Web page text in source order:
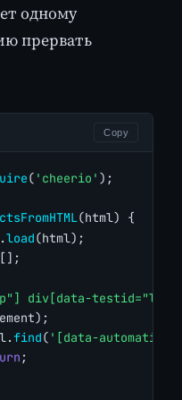
одному
прервать
Copy
( 'cheerio' );
(html) {
load(html);
[];
div[data-
find( '[data-
;